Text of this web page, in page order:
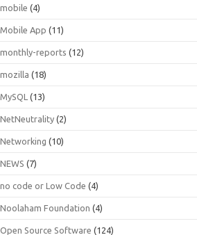
mobile (4)
Mobile App (11)
monthly-reports (12)
mozilla (18)
MySQL (13)
NetNeutrality (2)
Networking (10)
NEWS (7)
no code or Low Code (4)
Noolaham Foundation (4)
Open Source Software (124)